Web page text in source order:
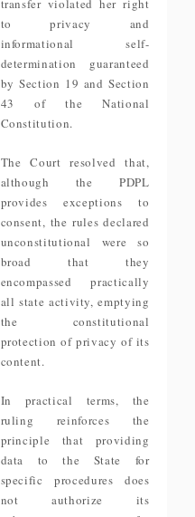
transfer violated her right
to privacy and
informational self-
determination guaranteed
by Section 19 and Section
43 of the National
Constitution.
The Court resolved that,
although the PDPL
provides exceptions to
consent, the rules declared
unconstitutional were so
broad that they
encompassed practically
all state activity, emptying
the constitutional
protection of privacy of its
content.
In practical terms, the
ruling reinforces the
principle that providing
data to the State for
specific procedures does
not authorize its